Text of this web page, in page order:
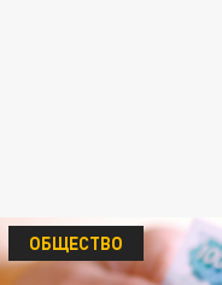
ОБЩЕСТВО